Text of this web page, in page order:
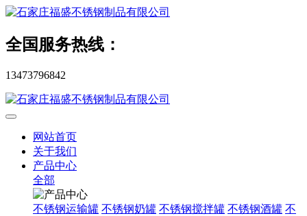
全国服务热线：
13473796842
网站首页
关于我们
产品中心
全部
不锈钢运输罐 不锈钢奶罐 不锈钢搅拌罐 不锈钢酒罐 不